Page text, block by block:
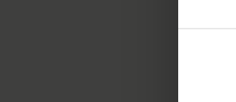
Dine
Vi
Vi